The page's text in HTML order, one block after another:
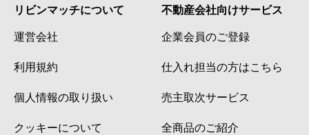
リビンマッチについて
運営会社
利用規約
個人情報の取り扱い
クッキーについて
不動産会社向けサービス
企業会員のご登録
仕入れ担当の方はこちら
売主取次サービス
全商品のご紹介